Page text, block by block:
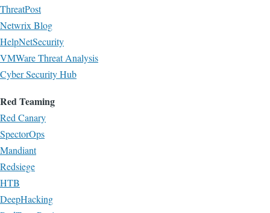
ThreatPost
Netwrix Blog
HelpNetSecurity
VMWare Threat Analysis
Cyber Security Hub
Red Teaming
Red Canary
SpectorOps
Mandiant
Redsiege
HTB
DeepHacking